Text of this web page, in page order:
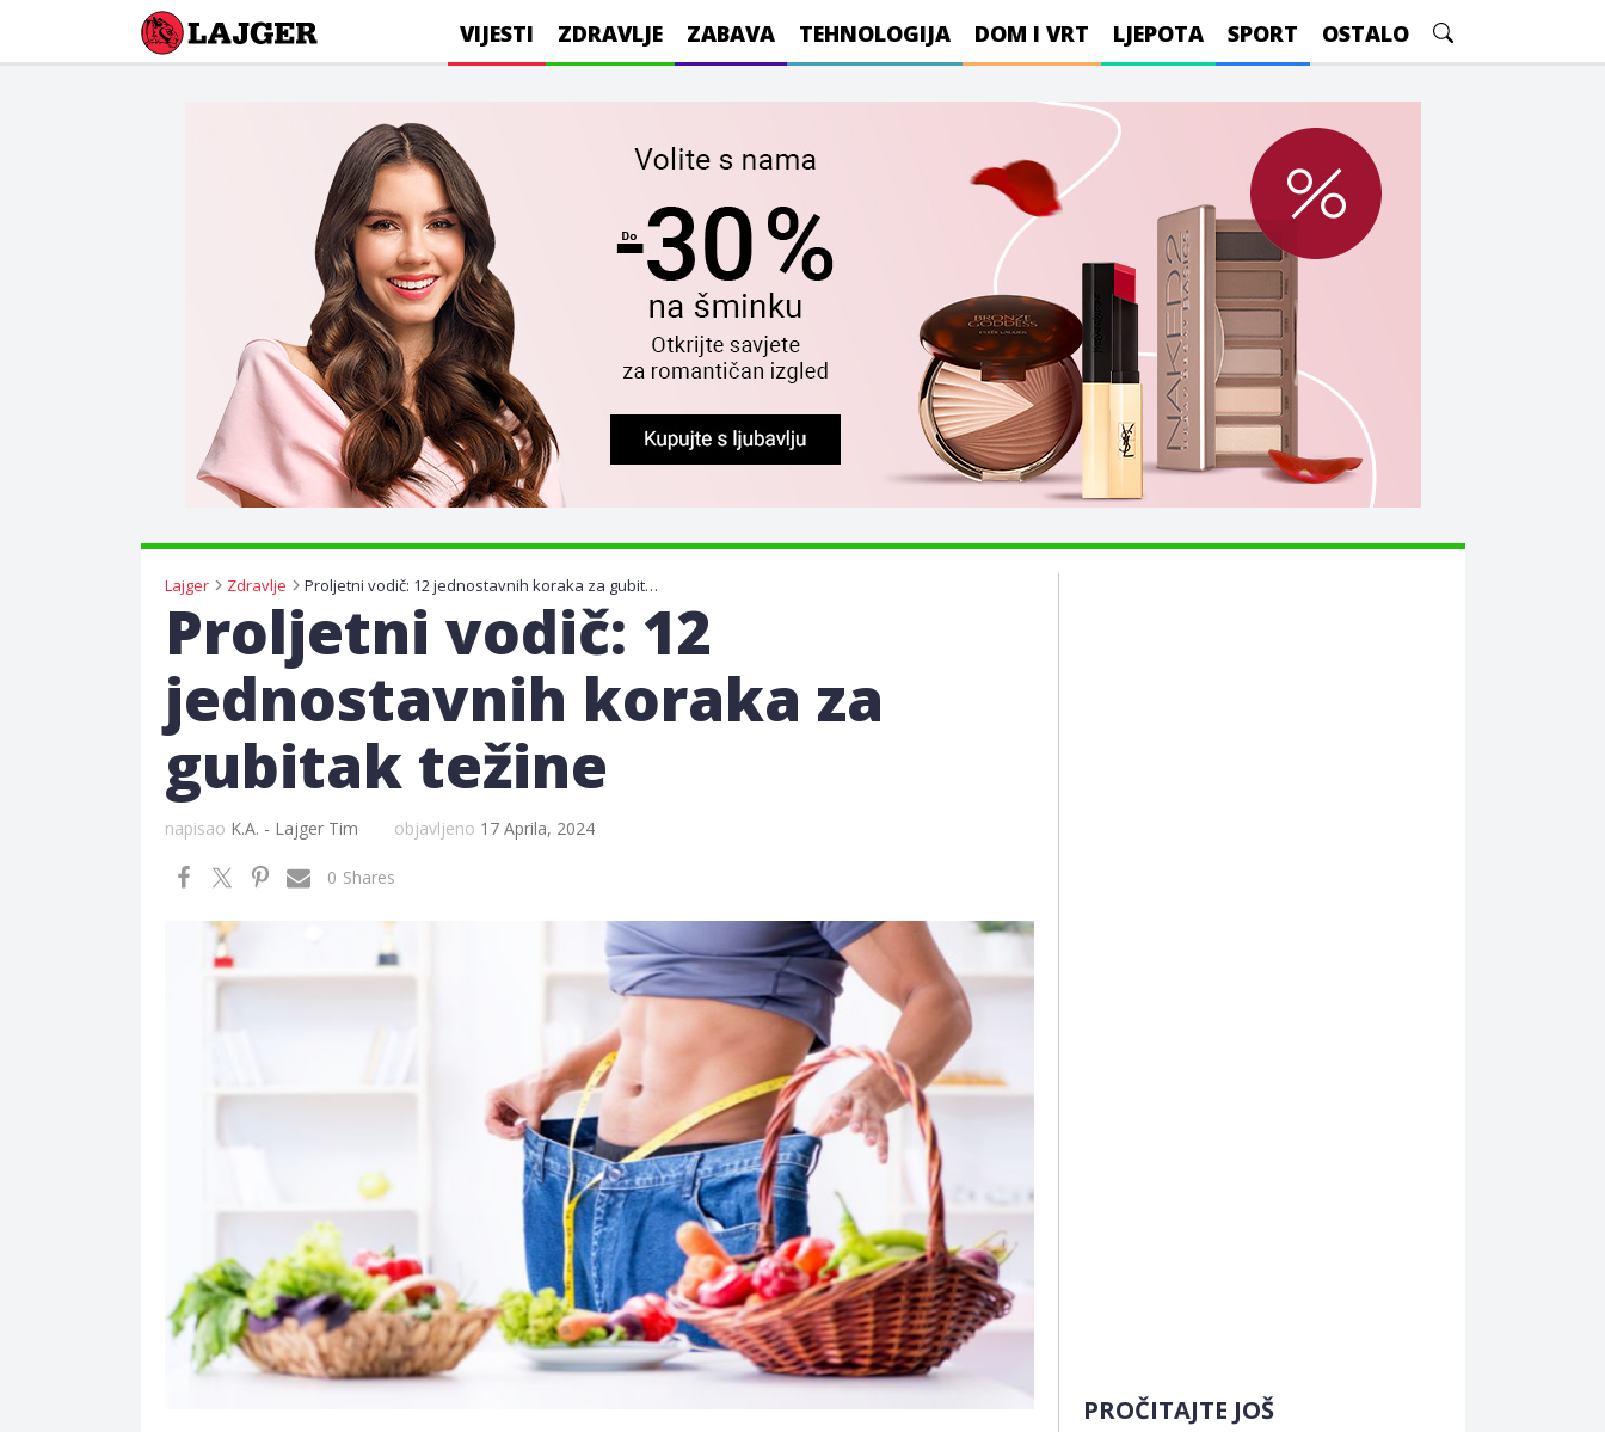
Lajger VIJESTI ZDRAVLJE ZABAVA TEHNOLOGIJA DOM I VRT LJEPOTA SPORT OSTALO
Lajger Zdravlje Proljetni vodič: 12 jednostavnih koraka za gubitak težine
Proljetni vodič: 12
jednostavnih koraka za
gubitak težine
napisao K.A. - Lajger Tim objavljeno 17 Aprila, 2024
Shares
0
PROČITAJTE JOŠ